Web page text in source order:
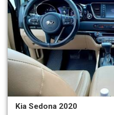
Kia Sedona 2020